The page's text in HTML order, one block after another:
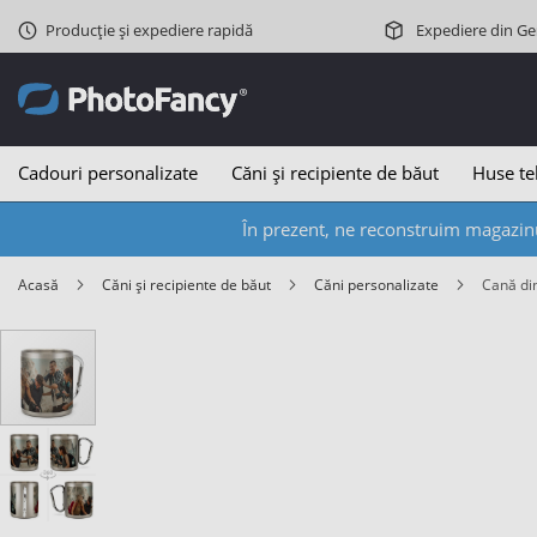
Producție și expediere rapidă Expediere din
Cadouri personalizate Căni și recipiente de băut Huse
În prezent, ne reconstruim
Acasă Căni și recipiente de băut Căni personalizate Cană
the
end
of
the